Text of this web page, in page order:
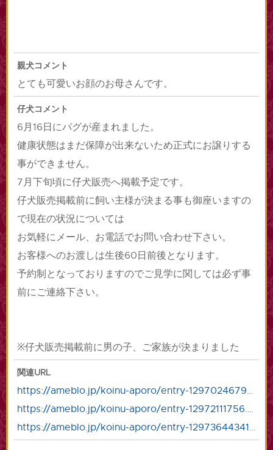
親犬コメント
とても可愛いお顔のお母さんです。
仔犬コメント
6月16日にパグが産まれました。
健康状態はまだ保障が出来ないため正式にお譲りする
事ができません。
7月下旬頃に仔犬販売へ掲載予定です。
仔犬販売掲載前に飼い主様が決まる事も御座いますの
で現在の状況については
お気軽にメール、お電話でお問い合わせ下さい。
お客様へのお渡しは生後60日前後となります。
予約制となっておりますのでご見学に関しては必ず事
前にご連絡下さい。
※仔犬販売掲載前に男の子、ご家族が決まりました
関連URL
https://ameblo.jp/koinu-aporo/entry-12970246791.html
https://ameblo.jp/koinu-aporo/entry-12972111756.html
https://ameblo.jp/koinu-aporo/entry-12973644341.html